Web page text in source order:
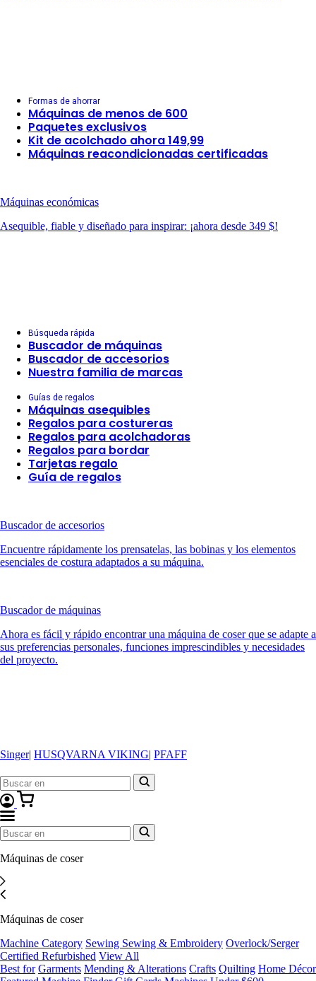
Formas de ahorrar
Máquinas de menos de 600
Paquetes exclusivos
Kit de acolchado ahora 149,99
Máquinas reacondicionadas certificadas
Máquinas económicas
Asequible, fiable y diseñado para inspirar: ¡ahora desde 349 $!
Búsqueda rápida
Buscador de máquinas
Buscador de accesorios
Nuestra familia de marcas
Guías de regalos
Máquinas asequibles
Regalos para costureras
Regalos para acolchadoras
Regalos para bordar
Tarjetas regalo
Guía de regalos
Buscador de accesorios
Encuentre rápidamente los prensatelas, las bobinas y los elementos
esenciales de costura adaptados a su máquina.
Buscador de máquinas
Ahora es fácil y rápido encontrar una máquina de coser que se adapte a
sus preferencias personales, funciones imprescindibles y necesidades
del proyecto.
Singer| HUSQVARNA VIKING| PFAFF
Máquinas de coser
Máquinas de coser
Machine Category Sewing Sewing & Embroidery Overlock/Serger
Certified Refurbished View All
Best for Garments Mending & Alterations Crafts Quilting Home Décor